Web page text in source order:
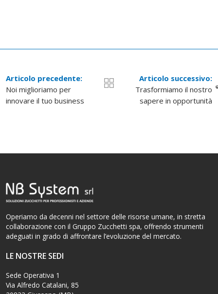
Articolo precedente:
Noi miglioriamo per
innovare il tuo business
Articolo successivo:
Trasformiamo il nostro
sapere in opportunità
Operiamo da decenni nel settore delle risorse umane, in stretta
collaborazione con il Gruppo Zucchetti spa, offrendo strumenti
adeguati in grado di affrontare l’evoluzione del mercato.
LE NOSTRE SEDI
Sede Operativa 1
Via Alfredo Catalani, 85